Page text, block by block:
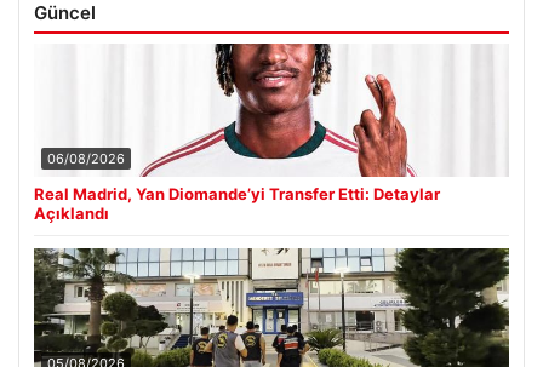
Güncel
06/08/2026
Real Madrid, Yan Diomande’yi Transfer Etti: Detaylar
Açıklandı